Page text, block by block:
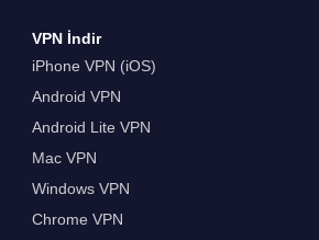
VPN İndir
iPhone VPN (iOS)
Android VPN
Android Lite VPN
Mac VPN
Windows VPN
Chrome VPN